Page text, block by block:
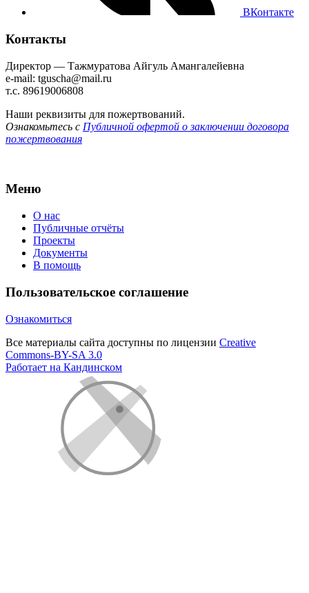
ВКонтакте
Контакты
Директор — Тажмуратова Айгуль Амангалейевна
e-mail: tguscha@mail.ru
т.с. 89619006808
Наши реквизиты для пожертвований.
Ознакомьтесь с Публичной офертой о заключении договора
пожертвования
Меню
О нас
Публичные отчёты
Проекты
Документы
В помощь
Пользовательское соглашение
Ознакомиться
Все материалы сайта доступны по лицензии Creative
Commons-BY-SA 3.0
Работает на Кандинском